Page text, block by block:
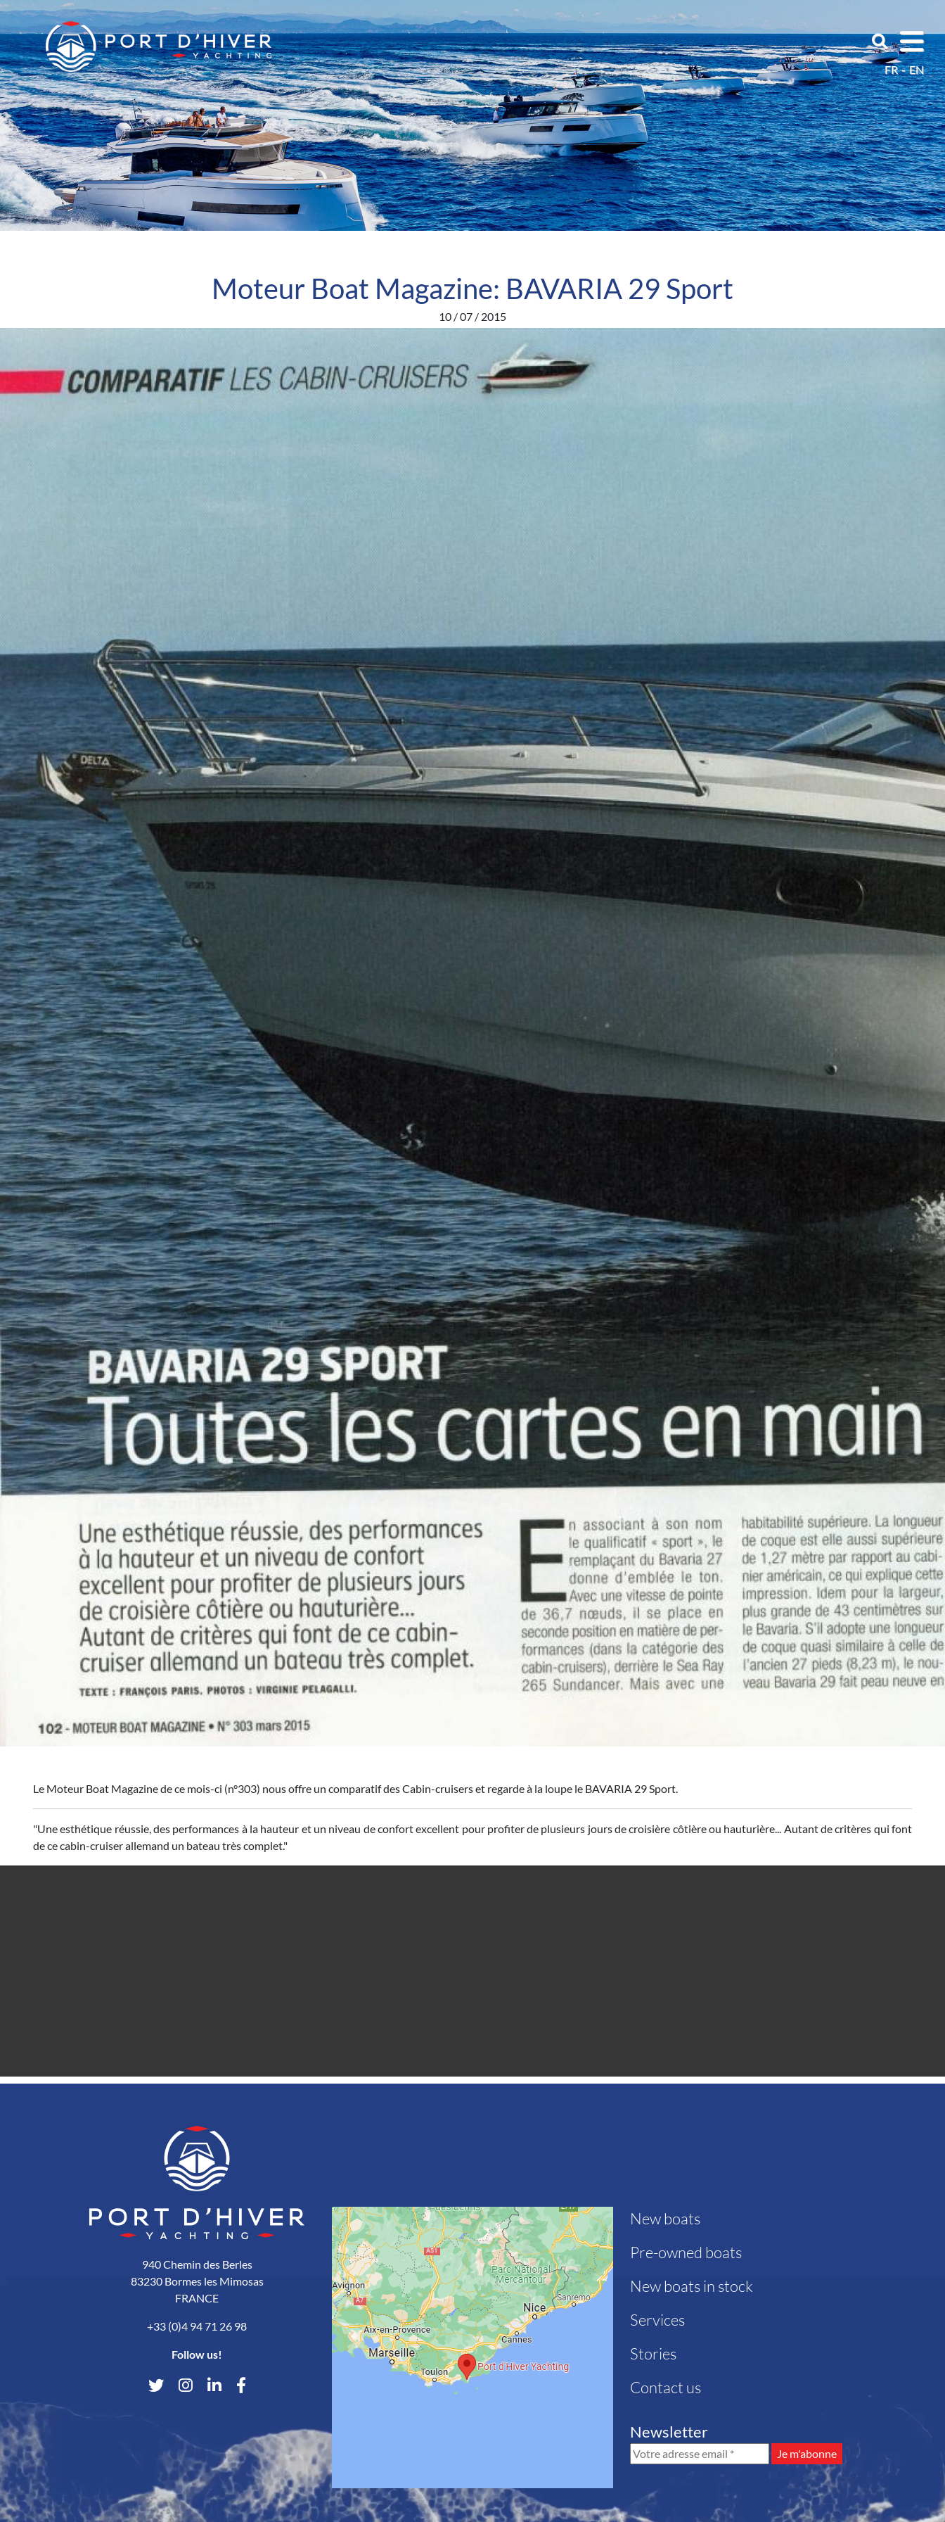
FR EN
Moteur Boat Magazine: BAVARIA 29 Sport
10 / 07 / 2015
Le Moteur Boat Magazine de ce mois-ci (n°303) nous offre un comparatif des Cabin-cruisers et regarde à la loupe le BAVARIA 29 Sport.
"Une esthétique réussie, des performances à la hauteur et un niveau de confort excellent pour profiter de plusieurs jours de croisière côtière ou hauturière... Autant de critères qui font
de ce cabin-cruiser allemand un bateau très complet."
940 Chemin des Berles
83230 Bormes les Mimosas
FRANCE
+33 (0)4 94 71 26 98
Follow us!
New boats
Pre-owned boats
New boats in stock
Services
Stories
Contact us
Newsletter